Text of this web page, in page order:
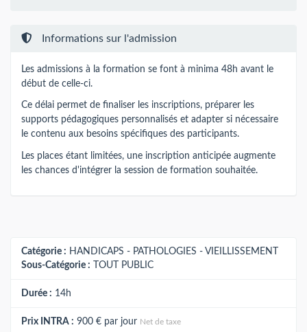
Informations sur l'admission
Les admissions à la formation se font à minima 48h avant le
début de celle-ci.
Ce délai permet de finaliser les inscriptions, préparer les
supports pédagogiques personnalisés et adapter si nécessaire
le contenu aux besoins spécifiques des participants.
Les places étant limitées, une inscription anticipée augmente
les chances d'intégrer la session de formation souhaitée.
Catégorie : HANDICAPS - PATHOLOGIES - VIEILLISSEMENT
Sous-Catégorie :
TOUT PUBLIC
Durée : 14h
Prix INTRA : 900 € par jour Net de taxe